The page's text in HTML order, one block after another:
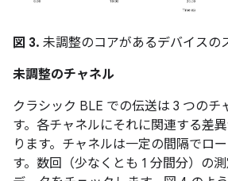
図 3. 未調整のコアがあるデバイスの
未調整のチャネル
クラシック BLE での伝送は 3 つのチ
す。各チャネルにそれに関連する差
ります。チャネルは一定の間隔でロ
す。数回（少なくとも 1 分間分）の